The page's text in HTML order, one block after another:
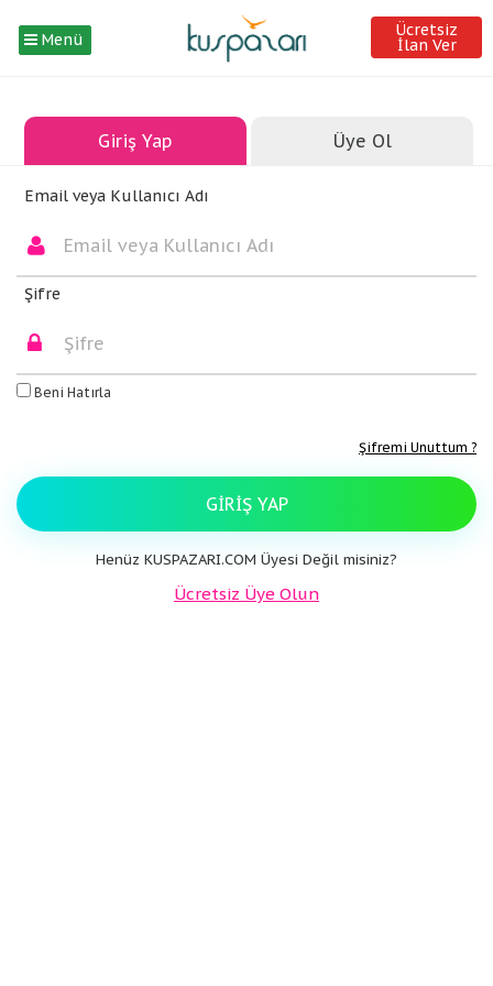
Menü Ücretsiz
İlan Ver
Giriş Yap Üye Ol
Email veya Kullanıcı Adı
Şifre
Beni Hatırla
Şifremi Unuttum ?
GIRIŞ YAP
Henüz KUSPAZARI.COM Üyesi Değil misiniz?
Ücretsiz Üye Olun